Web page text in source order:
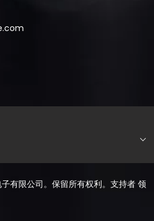
有限公司。保留所有权利。支持者 领